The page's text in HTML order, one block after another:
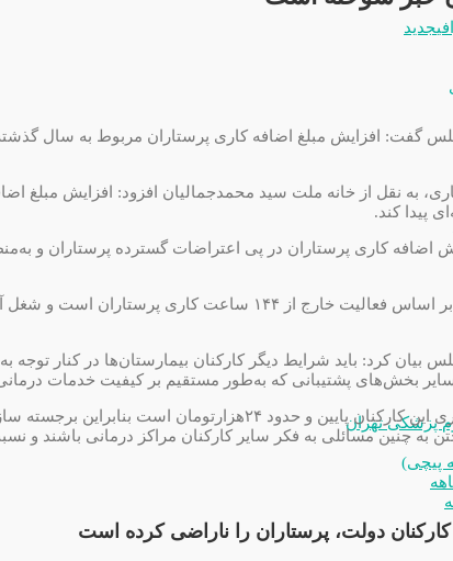
جدید
پزشکی تهران
پیچی)
افزایش مبلغ اضافه کاری پرستاران مربوط به سال گذشته
پیدا کند.
کاری پرستاران در پی اعتراضات گسترده پرستاران و
جمالیان ادامه داد: افزایش مبلغ اضافه کاری بر
کرد:‌ باید شرایط دیگر کارکنان بیمارستان‌ها در کنار
بخش‌های پشتیبانی که به‌طور مستقیم بر کیفیت خدمات درمانی
جمالیان گفت: به طور معمول مبلغ اضافه کاری این
به چنین مسائلی به فکر سایر کارکنان مراکز درمانی باشند
دولت، پرستاران را ناراضی کرده است